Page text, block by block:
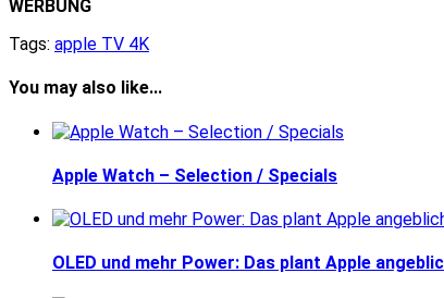
WERBUNG
Tags: apple TV 4K
You may also like...
Apple Watch – Selection / Specials
OLED und mehr Power: Das plant Apple